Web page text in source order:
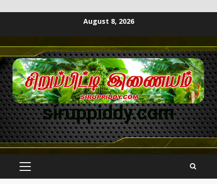
August 8, 2026
siruppiddy.com